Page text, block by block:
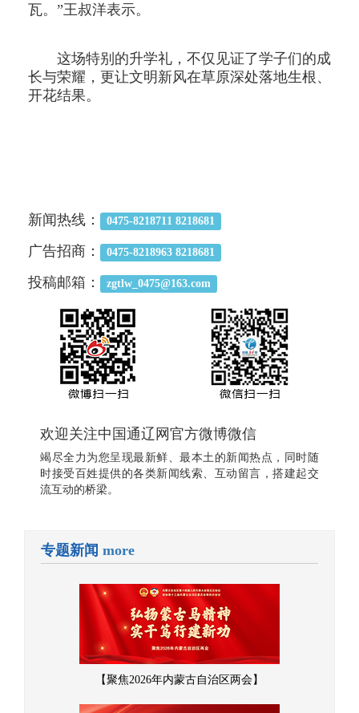
瓦。”王叔洋表示。
这场特别的升学礼，不仅见证了学子们的成
长与荣耀，更让文明新风在草原深处落地生根、
开花结果。
新闻热线： 0475-8218711 8218681
广告招商： 0475-8218963 8218681
投稿邮箱： zgtlw_0475@163.com
欢迎关注中国通辽网官方微博微信
竭尽全力为您呈现最新鲜、最本土的新闻热点，同时随
时接受百姓提供的各类新闻线索、互动留言，搭建起交
流互动的桥梁。
专题新闻 more
【聚焦2026年内蒙古自治区两会】